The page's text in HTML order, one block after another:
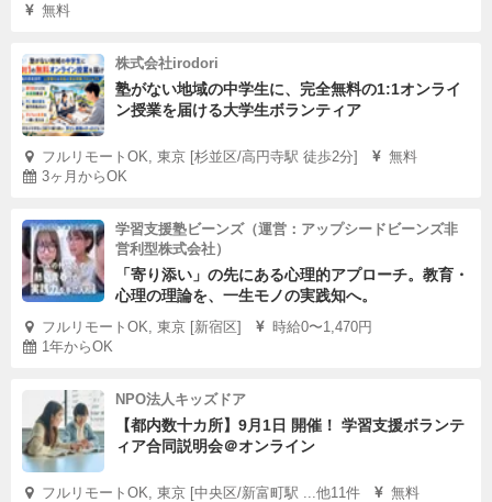
無料
株式会社irodori
塾がない地域の中学生に、完全無料の1:1オンライ
ン授業を届ける大学生ボランティア
フルリモートOK, 東京 [杉並区/高円寺駅 徒歩2分]
無料
3ヶ月からOK
学習支援塾ビーンズ（運営：アップシードビーンズ非
営利型株式会社）
「寄り添い」の先にある心理的アプローチ。教育・
心理の理論を、一生モノの実践知へ。
フルリモートOK, 東京 [新宿区]
時給0〜1,470円
1年からOK
NPO法人キッズドア
【都内数十カ所】9月1日 開催！ 学習支援ボランテ
ィア合同説明会＠オンライン
フルリモートOK, 東京 [中央区/新富町駅 ...他11件
無料